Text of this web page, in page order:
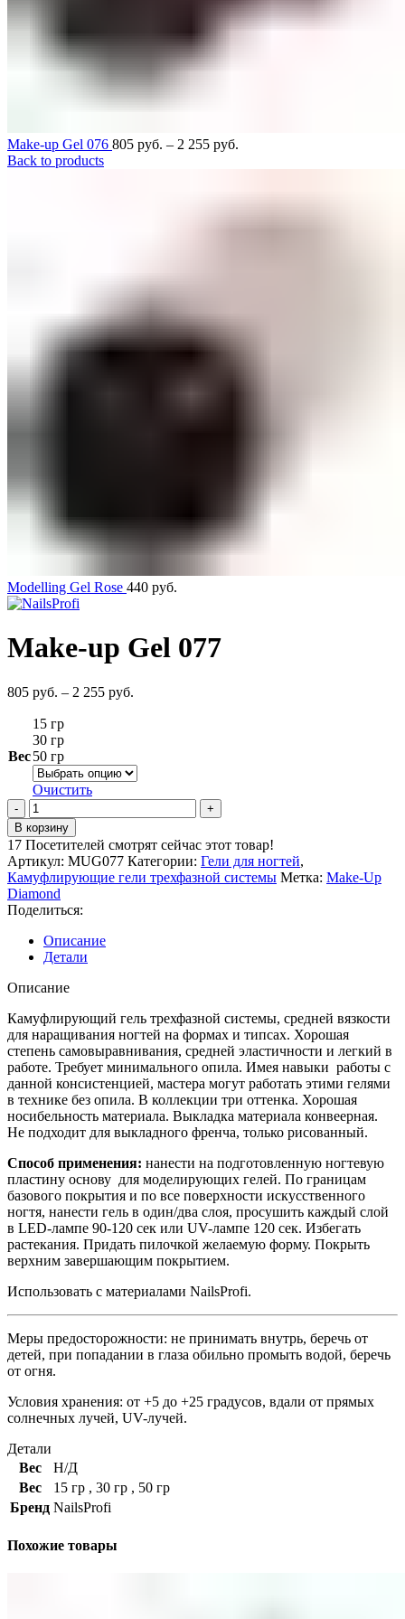
Make-up Gel 076 805 руб. – 2 255 руб.
Back to products
Modelling Gel Rose 440 руб.
Make-up Gel 077
805 руб. – 2 255 руб.
Вес
15 гр
30 гр
50 гр
Очистить
Количество
товара
Make-
up
Gel
077
В корзину
17 Посетителей смотрят сейчас этот товар!
Артикул: MUG077 Категории: Гели для ногтей,
Камуфлирующие гели трехфазной системы Метка: Make-Up
Diamond
Поделиться:
Описание
Детали
Описание
Камуфлирующий гель трехфазной системы, средней вязкости
для наращивания ногтей на формах и типсах. Хорошая
степень самовыравнивания, средней эластичности и легкий в
работе. Требует минимального опила. Имея навыки работы с
данной консистенцией, мастера могут работать этими гелями
в технике без опила. В коллекции три оттенка. Хорошая
носибельность материала. Выкладка материала конвеерная.
Не подходит для выкладного френча, только рисованный.
Способ применения: нанести на подготовленную ногтевую
пластину основу для моделирующих гелей. По границам
базового покрытия и по все поверхности искусственного
ногтя, нанести гель в один/два слоя, просушить каждый слой
в LED-лампе 90-120 сек или UV-лампе 120 сек. Избегать
растекания. Придать пилочкой желаемую форму. Покрыть
верхним завершающим покрытием.
Использовать с материалами NailsProfi.
Меры предосторожности: не принимать внутрь, беречь от
детей, при попадании в глаза обильно промыть водой, беречь
от огня.
Условия хранения: от +5 до +25 градусов, вдали от прямых
солнечных лучей, UV-лучей.
Детали
Вес
Н/Д
Вес
15 гр , 30 гр , 50 гр
Бренд NailsProfi
Похожие товары